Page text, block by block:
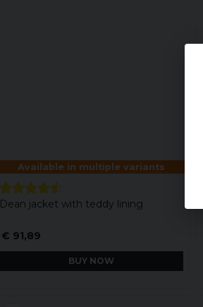
Available in multiple variants
Dean jacket with teddy lining
€ 91,89
BUY NOW